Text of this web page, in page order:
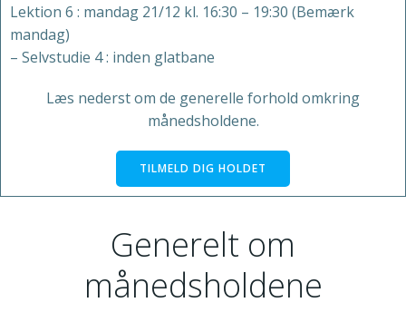
Lektion 6 : mandag 21/12 kl. 16:30 – 19:30 (Bemærk
mandag)
– Selvstudie 4 : inden glatbane
Læs nederst om de generelle forhold omkring
månedsholdene.
TILMELD DIG HOLDET
Generelt om
månedsholdene